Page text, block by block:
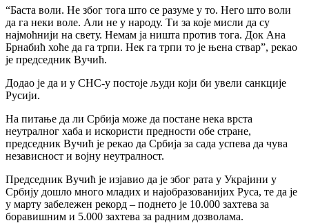
“Баста воли. Не због тога што се разуме у то. Него што воли
да га неки воле. Али не у народу. Ти за које мисли да су
најмоћнији на свету. Немам ја ништа против тога. Док Ана
Брнабић хоће да га трпи. Нек га трпи то је њена ствар”, рекао
је председник Вучић.
Додао је да и у СНС-у постоје људи који би увели санкције
Русији.
На питање да ли Србија може да постане нека врста
неутралног хаба и искористи предности обе стране,
председник Вучић је рекао да Србија за сада успева да чува
независност и војну неутралност.
Председник Вучић је изјавио да је због рата у Украјини у
Србију дошло много младих и најобразованијих Руса, те да је
у марту забележен рекорд – поднето је 10.000 захтева за
боравишним и 5.000 захтева за радним дозволама.